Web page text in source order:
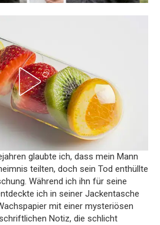
glaubte ich, dass mein Mann
teilten, doch sein Tod enthüllte
Während ich ihn für seine
ich in seiner Jackentasche
mit einer mysteriösen
Notiz, die schlicht